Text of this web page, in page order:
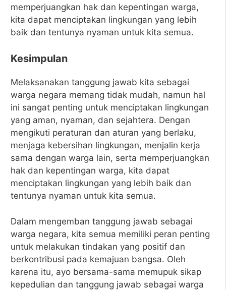
memperjuangkan hak dan kepentingan warga,
kita dapat menciptakan lingkungan yang lebih
baik dan tentunya nyaman untuk kita semua.
Kesimpulan
Melaksanakan tanggung jawab kita sebagai
warga negara memang tidak mudah, namun hal
ini sangat penting untuk menciptakan lingkungan
yang aman, nyaman, dan sejahtera. Dengan
mengikuti peraturan dan aturan yang berlaku,
menjaga kebersihan lingkungan, menjalin kerja
sama dengan warga lain, serta memperjuangkan
hak dan kepentingan warga, kita dapat
menciptakan lingkungan yang lebih baik dan
tentunya nyaman untuk kita semua.
Dalam mengemban tanggung jawab sebagai
warga negara, kita semua memiliki peran penting
untuk melakukan tindakan yang positif dan
berkontribusi pada kemajuan bangsa. Oleh
karena itu, ayo bersama-sama memupuk sikap
kepedulian dan tanggung jawab sebagai warga